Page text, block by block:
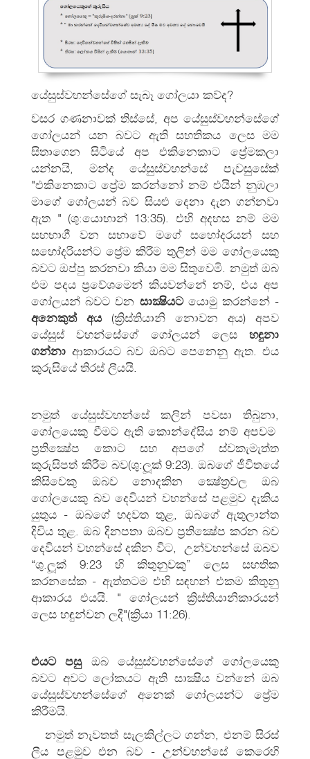
යේසුස්වහන්සේගේ සැබෑ ගෝලයා කව්ද?
වසර ගණනාවක් තිස්සේ, අප යේසුස්වහන්සේගේ
ගෝලයන් යන බවට ඇති සහතිකය ලෙස මම
සිතාගෙන සිටියේ අප එකිනෙකාට ප්‍රේමකලා
යන්නයි, මන්ද යේසුස්වහන්සේ පැවසුසේක්
"එකිනෙකාට ප්‍රේම කරන්නෝ නම් එයින් නුඹලා
මාගේ ගෝලයන් බව සියළු දෙනා දැන ගන්නවා
ඇත " (ශු:යොහාන් 13:35). එහි අදහස නම් මම
සහභාගී වන සභාවේ මගේ සහෝදරයන් සහ
සහෝදරියන්ට ප්‍රේම කිරීම තුලින් මම ගෝලයෙකු
බවට ඔප්පු කරනවා කියා මම සිතුවෙමි. නමුත් ඔබ
එම පදය ප්‍රවේශමෙන් කියවන්නේ නම්, එය අප
ගෝලයන් බවට වන සාක්‍ෂියටයොමු කරන්නේ -
අනෙකුත් අය(ක්‍රිස්තියානි නොවන අය) අපව
යේසුස් වහන්සේගේ ගෝලයන් ලෙස හඳුනා
ගන්නා ආකාරයට බව ඔබට පෙනෙනු ඇත. එය
කුරුසියේ තිරස් ලීයයි.
නමුත් යේසුස්වහන්සේ කලින් පවසා තිබුනා,
ගෝලයෙකු වීමට ඇති කොන්දේසිය නම් අපවම
ප්‍රතික්‍ෂේප කොට සහ අපගේ ස්වකැමැත්ත
කුරුසිපත් කිරීම බව(ශු:ලූක් 9:23). ඔබගේ ජීවිතයේ
කිසිවෙකු ඔබව නොදකින ක්‍ෂේත්‍රවල ඔබ
ගෝලයෙකු බව දෙවියන් වහන්සේ පළමුව දැකිය
යුතුය - ඔබගේ හදවත තුළ, ඔබගේ ඇතුලාන්ත
දිවිය තුළ. ඔබ දිනපතා ඔබව ප්‍රතික්‍ෂේප කරන බව
දෙවියන් වහන්සේ දකින විට, උන්වහන්සේ ඔබව
“ශු.ලූක් 9:23 හි කිතුනුවකු” ලෙස සහතික
කරනසේක - ඇත්තටම එහි සඳහන් එකම කිතුනු
ආකාරය එයයි. " ගෝලයන් ක්‍රිස්තියානිකාරයන්
ලෙස හඳුන්වන ලදී"(ක්‍රියා 11:26).
එයට පසු ඔබ යේසුස්වහන්සේගේ ගෝලයෙකු
බවට අවට ලෝකයට ඇති සාක්‍ෂිය වන්නේ ඔබ
යේසුස්වහන්සේගේ අනෙක් ගෝලයන්ට ප්‍රේම
කිරීමයි.
නමුත් නැවතත් සැලකිල්ලට ගන්න, එනම් සිරස්
ලීය පළමුව එන බව - උන්වහන්සේ කෙරෙහි